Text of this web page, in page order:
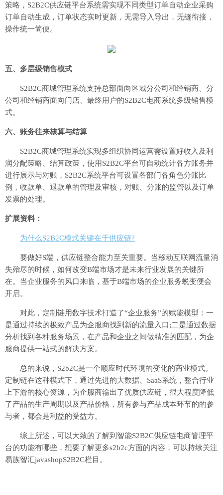
策略，S2B2C供应链平台系统需实现不同类型订单自动企业采购
订单自动生成，订单状态实时更新，无需导入导出，无缝衔接，
操作统一简便。
五、多层级销售模式
S2B2C商城管理系统支持总部面向区域分公司和经销商、分
公司和经销商面向门店、最终用户的S2B2C电商系统多级销售模
式。
六、账务往来核算与结算
S2B2C商城管理系统实现多组织协同运营需设置好收入及利
润分配策略、结算政策，使用S2B2C平台可自动统计各方账务并
进行展示与对账，S2B2C系统平台可设置各部门各角色分账比
例，收款单、退款单的管理及审核，对账、分账的监管以及订单
发票的处理。
扩展资料：
为什么S2B2C模式关键在于供应链?
要做好S端，供应链整合能力至关重要。当移动互联网流量消
失殆尽的时候，如何改变B端市场才是未来行业发展的关键所
在。当企业服务的风口来临，基于B端市场的企业服务蜕变便会
开启。
对此，定制链用数字技术打造了“企业服务”的赋能模型：一
是通过持续的极致产品为企服商找到新的流量入口;二是通过数据
分析找到各种服务场景，在产品和企业之间做精准的匹配，为企
服商提供一站式的解决方案。
总的来说，S2b2C是一个顺应时代环境的变化的商业模式。
定制链在这种模式下，通过先进的大数据、SaaS系统，整合行业
上下游的核心资源，为企服商输出了优质供应链，很大程度降低
了产品的生产周期以及产品价格，所有参与产品成本环节的的参
与者，都会是利益的受益方。
综上所述，可以大致的了解到智能S2B2C供应链电商管理平
台的功能有哪些，想要了解更多s2b2c方面的内容，可以持续关注
易族智汇javashopS2B2C栏目。